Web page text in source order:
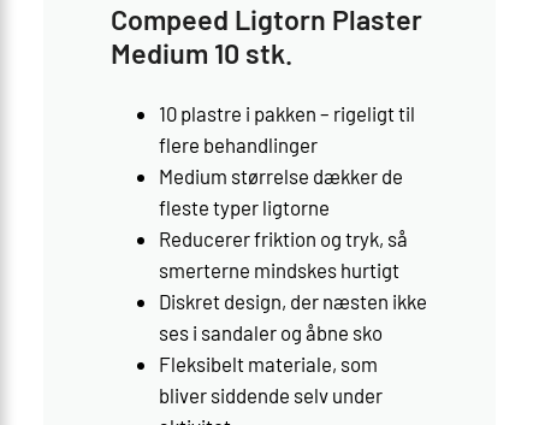
Compeed Ligtorn Plaster
Medium 10 stk.
10 plastre i pakken – rigeligt til
flere behandlinger
Medium størrelse dækker de
fleste typer ligtorne
Reducerer friktion og tryk, så
smerterne mindskes hurtigt
Diskret design, der næsten ikke
ses i sandaler og åbne sko
Fleksibelt materiale, som
bliver siddende selv under